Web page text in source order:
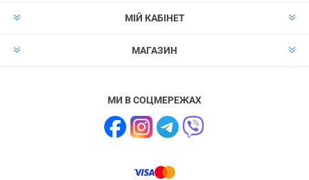
МІЙ КАБІНЕТ
МАГАЗИН
МИ В СОЦМЕРЕЖАХ